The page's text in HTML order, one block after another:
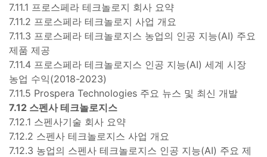
7.11.1 프로스페라 테크놀로지 회사 요약
7.11.2 프로스페라 테크놀로지 사업 개요
7.11.3 프로스페라 테크놀로지스 농업의 인공 지능(AI) 주요
제품 제공
7.11.4 프로스페라 테크놀로지스 인공 지능(AI) 세계 시장
농업 수익(2018-2023)
7.11.5 Prospera Technologies 주요 뉴스 및 최신 개발
7.12 스펜사 테크놀로지스
7.12.1 스펜사기술 회사 요약
7.12.2 스펜사 테크놀로지스 사업 개요
7.12.3 농업의 스펜사 테크놀로지스 인공 지능(AI) 주요 제